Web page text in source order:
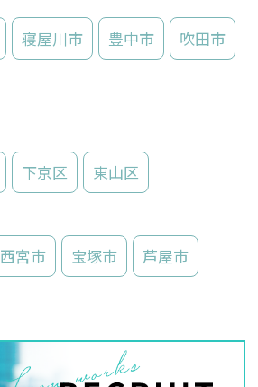
寝屋川市 豊中市 吹田市
下京区 東山区
西宮市 宝塚市 芦屋市